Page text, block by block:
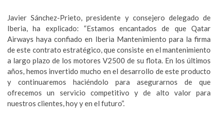
Javier Sánchez-Prieto, presidente y consejero delegado de
Iberia, ha explicado: “Estamos encantados de que Qatar
Airways haya confiado en Iberia Mantenimiento para la firma
de este contrato estratégico, que consiste en el mantenimiento
a largo plazo de los motores V2500 de su flota. En los últimos
años, hemos invertido mucho en el desarrollo de este producto
y continuaremos haciéndolo para asegurarnos de que
ofrecemos un servicio competitivo y de alto valor para
nuestros clientes, hoy y en el futuro”.